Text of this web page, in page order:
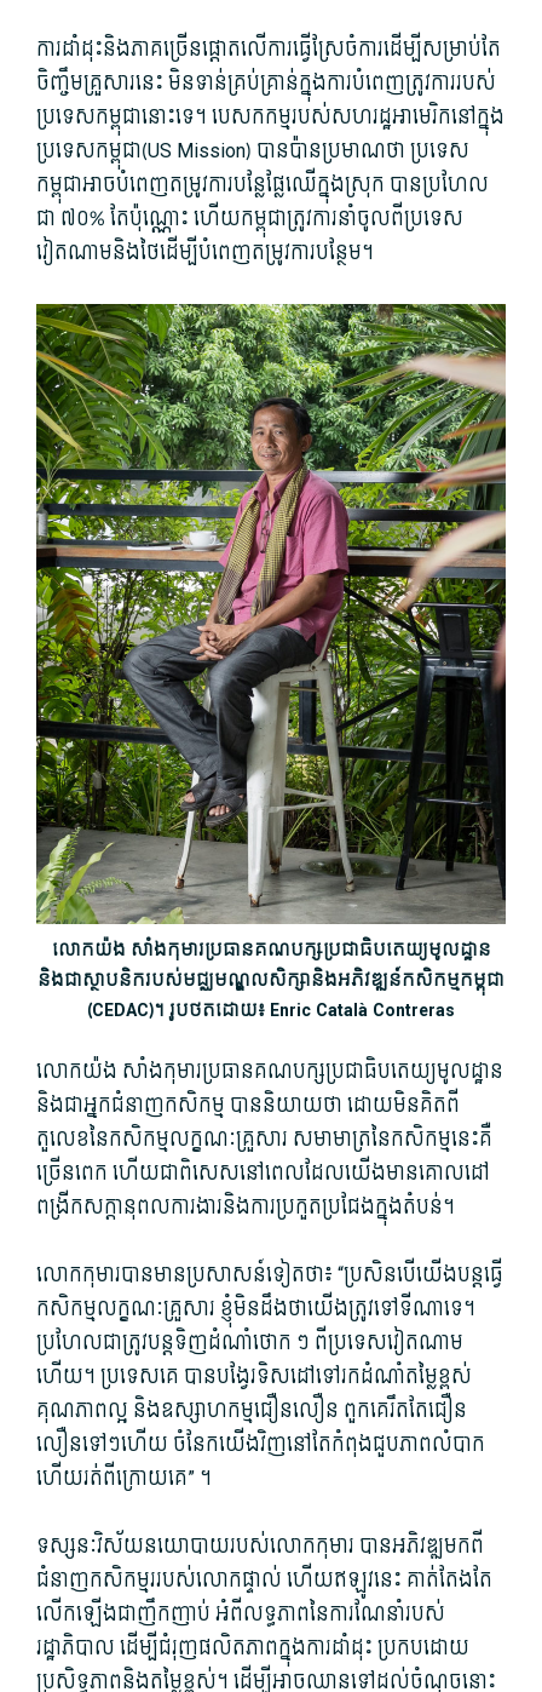
ការ​ដាំដុះ​និង​ភាគច្រើន​ផ្តោត​លើ​ការ​ធ្វើស្រែ​ចំការ​ដើម្បី​សម្រាប់​តែ​
ចិញ្ចឹម​គ្រួសារ​នេះ មិនទាន់​គ្រប់គ្រាន់​ក្នុង​ការ​បំពេញ​ត្រូវការ​របស់​
ប្រទេស​កម្ពុជា​នោះ​ទេ។ បេសកកម្ម​របស់​សហរដ្ឋអាមេរិក​នៅក្នុង​
ប្រទេស​កម្ពុជា​(US Mission​) បាន​ប៉ាន​ប្រមាណ​ថា ប្រទេស​
កម្ពុជា​អាច​បំពេញ​តម្រូវការ​បន្លែ​ផ្លែឈើ​ក្នុង​ស្រុក បាន​ប្រហែល
ជា ៧០​% តែប៉ុណ្ណោះ ហើយ​កម្ពុជា​ត្រូវការ​នាំចូល​ពី​ប្រទេស​
វៀតណាម​និង​ថៃ​ដើម្បី​បំពេញ​តម្រូវការ​បន្ថែម។
លោក​យ៉ង សាំង​កុមារ​ប្រធាន​គណបក្ស​ប្រជាធិបតេយ្យ​មូលដ្ឋាន
និង​ជាស្ថាបនិករបស់មជ្ឈមណ្ឌលសិក្សានិងអភិវឌ្ឍន៍កសិកម្មកម្ពុជា
(CEDAC)។ រូបថតដោយ៖ Enric Català Contreras
លោក​យ៉ង សាំង​កុមារ​ប្រធាន​គណបក្ស​ប្រជាធិបតេយ្យ​មូលដ្ឋាន
និង​ជា​អ្នកជំនាញ​កសិកម្ម បាន​និយាយ​ថា ដោយ​មិន​គិត​ពី​
តួលេខ​នៃ​កសិកម្ម​លក្ខណៈ​គ្រួសារ សមាមាត្រ​នៃ​កសិកម្ម​នេះ​គឺ​
ច្រើនពេក ហើយ​ជាពិសេស​នៅពេល​ដែល​យើង​មាន​គោលដៅ​
ពង្រីក​សក្តា​នុ​ពលការ​ងារ​និង​ការប្រកួត​ប្រជែង​ក្នុង​តំបន់។
លោក​កុមារ​បាន​មានប្រសាសន៍​ទៀត​ថា៖ “ប្រសិនបើ​យើង​បន្ត​ធ្វើ​
កសិកម្ម​លក្ខណៈ​គ្រួសារ ខ្ញុំ​មិនដឹង​ថា​យើង​ត្រូវ​ទៅ​ទីណា​ទេ។
ប្រហែលជា​ត្រូវ​បន្ត​ទិញ​ដំណាំ​ថោក ៗ ពី​ប្រទេស​វៀតណាម​
ហើយ។ ប្រទេស​គេ បាន​បង្វែរ​ទិសដៅ​ទៅ​រក​ដំណាំ​តម្លៃ​ខ្ពស់
គុណភាព​ល្អ និង​ឧស្សាហកម្ម​ជឿនលឿន ពួក​គេ​រឹតតែ​ជឿន​
លឿន​ទៅៗ​ហើយ ចំនែក​យើង​វិញ​នៅតែ​កំពុង​ជួប​ភាព​លំបាក
ហើយ​រត់​ពីក្រោយ​គេ​” ។
ទស្សនៈ​វិស័យ​នយោបាយ​របស់​លោក​កុមារ បាន​អភិវឌ្ឍ​មក​ពី​
ជំនាញ​កសិកម្ម​ររបស់​លោក​ផ្ទាល់ ហើយ​ឥឡូវនេះ គាត់​តែងតែ​
លើកឡើង​ជា​ញឹកញាប់ អំពី​លទ្ធភាព​នៃ​ការណែនាំ​របស់​
រដ្ឋាភិបាល ដើម្បី​ជំរុញ​ផលិតភាព​ក្នុង​ការ​ដាំដុះ ប្រកបដោយ​
ប្រសិទ្ធភាព​និង​តម្លៃ​ខ្ពស់។ ដើម្បី​អាច​ឈាន​ទៅដល់​ចំណុច​នោះ